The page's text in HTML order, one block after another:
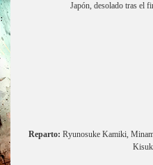
Japón, desolado tras el
Reparto: Ryunosuke Kamiki,